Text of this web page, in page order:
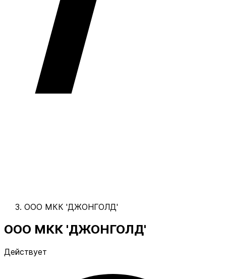
ООО МКК 'ДЖОНГОЛД'
ООО МКК 'ДЖОНГОЛД'
Действует